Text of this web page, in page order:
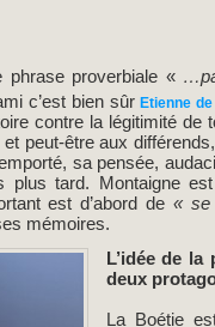
phrase proverbiale «
c’est bien sûr Etienne
contre la légitimité de
peut-être aux
sa pensée,
plus tard. Montaigne
est d’abord de « se
mémoires.
L’idée de
deux
La Boétie